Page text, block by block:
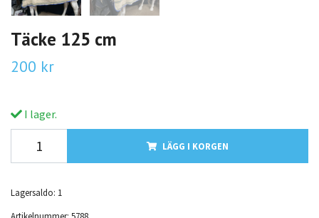
Täcke 125 cm
200 kr
I lager.
LÄGG I KORGEN
Lagersaldo: 1
Artikelnummer: 5788